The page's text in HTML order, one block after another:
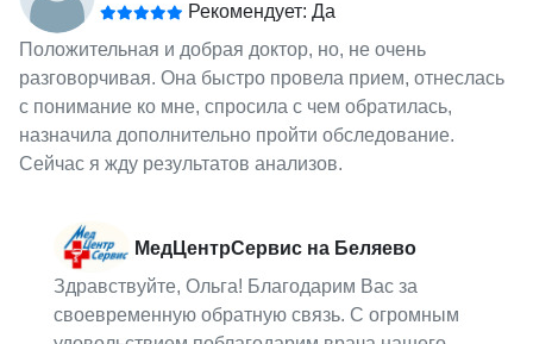
Рекомендует: Да
Положительная и добрая доктор, но, не очень
разговорчивая. Она быстро провела прием, отнеслась
с понимание ко мне, спросила с чем обратилась,
назначила дополнительно пройти обследование.
Сейчас я жду результатов анализов.
МедЦентрСервис на Беляево
Здравствуйте, Ольга! Благодарим Вас за
своевременную обратную связь. С огромным